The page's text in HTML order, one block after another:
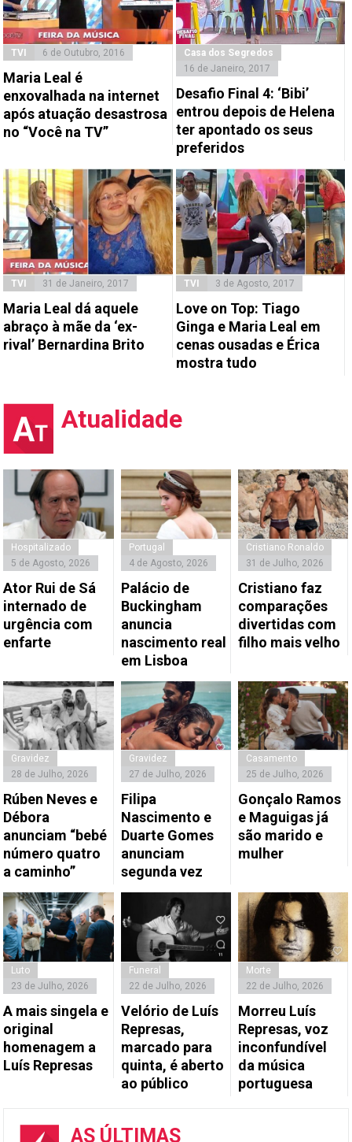
TVI 6 de Outubro, 2016
Maria Leal é
enxovalhada na internet
após atuação desastrosa
no “Você na TV”
Casa dos Segredos
16 de Janeiro, 2017
Desafio Final 4: ‘Bibi’
entrou depois de Helena
ter apontado os seus
preferidos
TVI 31 de Janeiro, 2017
Maria Leal dá aquele
abraço à mãe da ‘ex-
rival’ Bernardina Brito
TVI 3 de Agosto, 2017
Love on Top: Tiago
Ginga e Maria Leal em
cenas ousadas e Érica
mostra tudo
Atualidade
Hospitalizado
5 de Agosto, 2026
Ator Rui de Sá
internado de
urgência com
enfarte
Portugal
4 de Agosto, 2026
Palácio de
Buckingham
anuncia
nascimento real
em Lisboa
Cristiano Ronaldo
31 de Julho, 2026
Cristiano faz
comparações
divertidas com
filho mais velho
Gravidez
28 de Julho, 2026
Rúben Neves e
Débora
anunciam “bebé
número quatro
a caminho”
Gravidez
27 de Julho, 2026
Filipa
Nascimento e
Duarte Gomes
anunciam
segunda vez
Casamento
25 de Julho, 2026
Gonçalo Ramos
e Maguigas já
são marido e
mulher
Luto
23 de Julho, 2026
A mais singela e
original
homenagem a
Luís Represas
Funeral
22 de Julho, 2026
Velório de Luís
Represas,
marcado para
quinta, é aberto
ao público
Morte
22 de Julho, 2026
Morreu Luís
Represas, voz
inconfundível
da música
portuguesa
AS ÚLTIMAS